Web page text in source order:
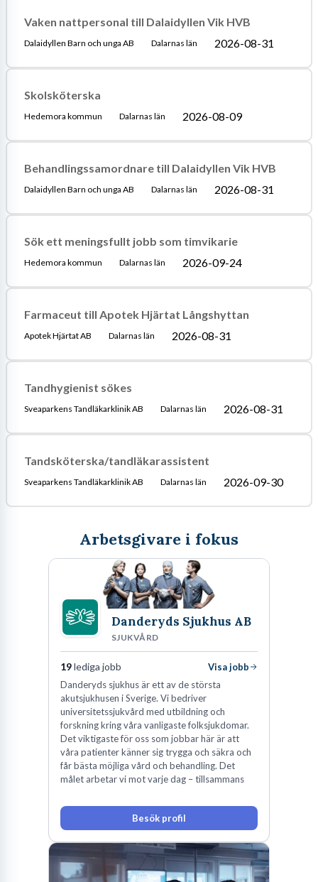
Vaken nattpersonal till Dalaidyllen Vik HVB
Dalaidyllen Barn och unga AB Dalarnas län 2026-08-31
Skolsköterska
Hedemora kommun Dalarnas län 2026-08-09
Behandlingssamordnare till Dalaidyllen Vik HVB
Dalaidyllen Barn och unga AB Dalarnas län 2026-08-31
Sök ett meningsfullt jobb som timvikarie
Hedemora kommun Dalarnas län 2026-09-24
Farmaceut till Apotek Hjärtat Långshyttan
Apotek Hjärtat AB Dalarnas län 2026-08-31
Tandhygienist sökes
Sveaparkens Tandläkarklinik AB Dalarnas län 2026-08-31
Tandsköterska/tandläkarassistent
Sveaparkens Tandläkarklinik AB Dalarnas län 2026-09-30
Arbetsgivare i fokus
Danderyds Sjukhus AB
SJUKVÅRD
19lediga jobb
Visa jobb
Danderyds sjukhus är ett av de största
akutsjukhusen i Sverige. Vi bedriver
universitetssjukvård med utbildning och
forskning kring våra vanligaste folksjukdomar.
Det viktigaste för oss som jobbar här är att
våra patienter känner sig trygga och säkra och
får bästa möjliga vård och behandling. Det
målet arbetar vi mot varje dag – tillsammans
Besök profil